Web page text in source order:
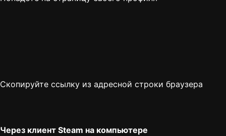
Скопируйте ссылку из адресной строки браузера
Через клиент Steam на компьютере